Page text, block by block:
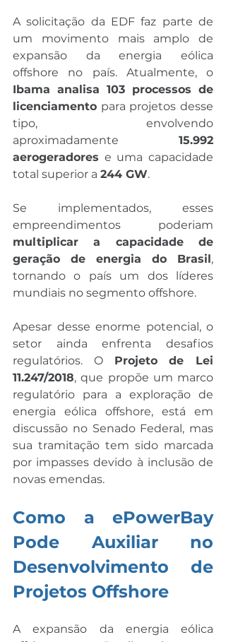
A solicitação da EDF faz parte de
um movimento mais amplo de
expansão da energia eólica
Ibama analisa 103 processos de
licenciamento para projetos desse
tipo, envolvendo
aproximadamente 15.992
aerogeradores e uma capacidade
total superior a 244 GW.
Se implementados, esses
multiplicar a capacidade de
geração de energia do Brasil,
tornando o país um dos líderes
mundiais no segmento offshore.
Apesar desse enorme potencial, o
setor ainda enfrenta desafios
regulatórios. O Projeto de Lei
11.247/2018, que propõe um marco
regulatório para a exploração de
energia eólica offshore, está em
discussão no Senado Federal, mas
sua tramitação tem sido marcada
por impasses devido à inclusão de
novas emendas.
Como a ePowerBay
Pode Auxiliar no
Desenvolvimento de
Projetos Offshore
A expansão da energia eólica